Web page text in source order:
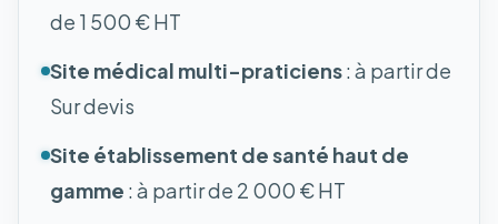
de 1 500 € HT
Site médical multi-praticiens: à partir de
Sur devis
Site établissement de santé haut de
gamme : à partir de 2 000 € HT